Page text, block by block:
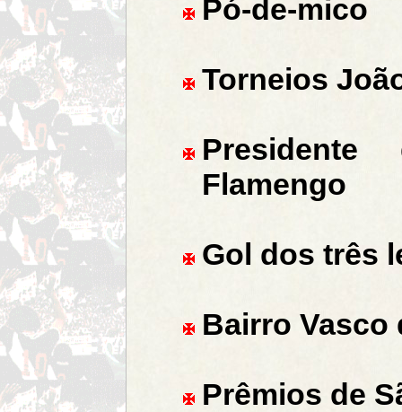
Pó-de-mico
Torneios
Flamengo
Gol dos três
Bairro Vasco
Prêmios de